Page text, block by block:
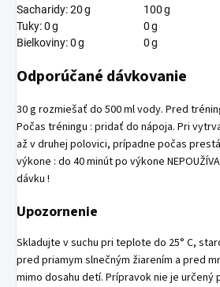
Sacharidy: 20 g
100 g
Tuky: 0 g
0 g
Bielkoviny: 0 g
0 g
Odporúčané dávkovanie
30 g rozmiešať do 500 ml vody. Pred
Počas tréningu : pridať do nápoja. Pri
až v druhej polovici, prípadne počas
výkone : do 40 minút po výkone
dávku !
Upozornenie
Skladujte v suchu pri teplote do 25° C,
pred priamym slnečným žiarením a pred
mimo dosahu detí. Prípravok nie je určený